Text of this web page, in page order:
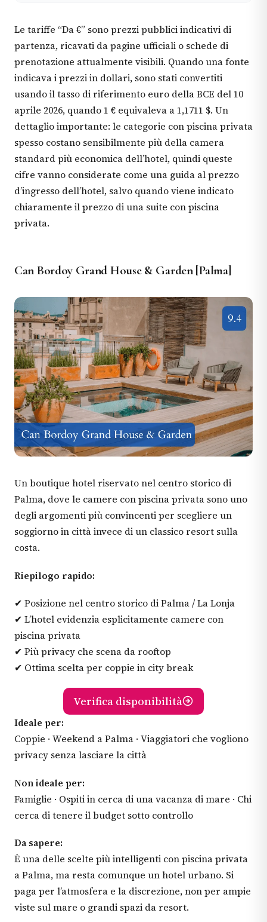
Le tariffe “Da €” sono prezzi pubblici indicativi di
partenza, ricavati da pagine ufficiali o schede di
prenotazione attualmente visibili. Quando una fonte
indicava i prezzi in dollari, sono stati convertiti
usando il tasso di riferimento euro della BCE del 10
aprile 2026, quando 1 € equivaleva a 1,1711 $. Un
dettaglio importante: le categorie con piscina privata
spesso costano sensibilmente più della camera
standard più economica dell’hotel, quindi queste
cifre vanno considerate come una guida al prezzo
d’ingresso dell’hotel, salvo quando viene indicato
chiaramente il prezzo di una suite con piscina
privata.
Can Bordoy Grand House & Garden [Palma]
Un boutique hotel riservato nel centro storico di
Palma, dove le camere con piscina privata sono uno
degli argomenti più convincenti per scegliere un
soggiorno in città invece di un classico resort sulla
costa.
Riepilogo rapido:
✔ Posizione nel centro storico di Palma / La Lonja
✔ L’hotel evidenzia esplicitamente camere con
piscina privata
✔ Più privacy che scena da rooftop
✔ Ottima scelta per coppie in city break
Verifica disponibilità
Ideale per:
Coppie · Weekend a Palma · Viaggiatori che vogliono
privacy senza lasciare la città
Non ideale per:
Famiglie · Ospiti in cerca di una vacanza di mare · Chi
cerca di tenere il budget sotto controllo
Da sapere:
È una delle scelte più intelligenti con piscina privata
a Palma, ma resta comunque un hotel urbano. Si
paga per l’atmosfera e la discrezione, non per ampie
viste sul mare o grandi spazi da resort.